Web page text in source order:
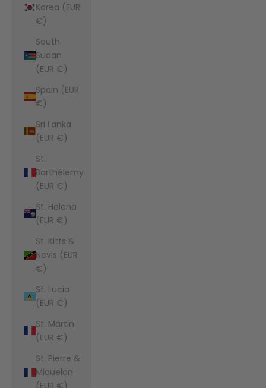
Korea (EUR
€)
South
Sudan
(EUR €)
Spain (EUR
€)
Sri Lanka
(EUR €)
St.
Barthélemy
(EUR €)
St. Helena
(EUR €)
St. Kitts &
Nevis (EUR
€)
St. Lucia
(EUR €)
St. Martin
(EUR €)
St. Pierre &
Miquelon
(EUR €)